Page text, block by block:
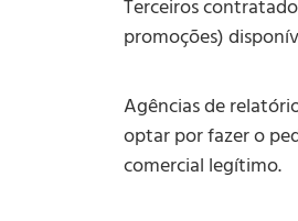
Terceiros
promoções)
Agências de
optar por fazer o
comercial legítimo.